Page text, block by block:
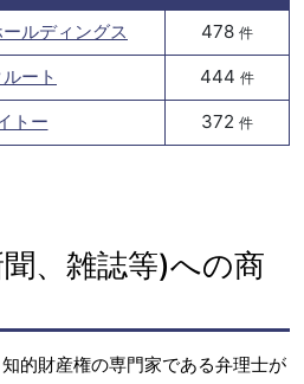
ルディングス
478 件
ート 444 件
トー 372 件
、雑誌等)への商
知的財産権の専門家である弁理士が